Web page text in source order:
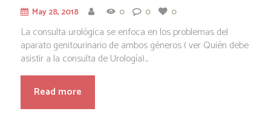
May 28, 2018 0 0 0
La consulta urológica se enfoca en los problemas del
aparato genitourinario de ambos géneros ( ver Quién debe
asistir a la consulta de Urología)...
Read more